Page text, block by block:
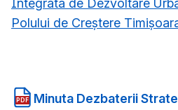
Integrată de Dezvoltare
Polului de Creștere
PDF
Minuta Dezbaterii